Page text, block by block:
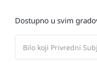
Dostupno u svim